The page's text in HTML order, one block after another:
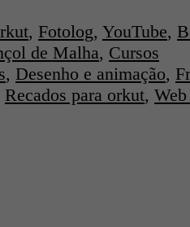
, Fotolog, YouTube,
de Malha, Cursos
, Desenho e animação,
Recados para orkut,